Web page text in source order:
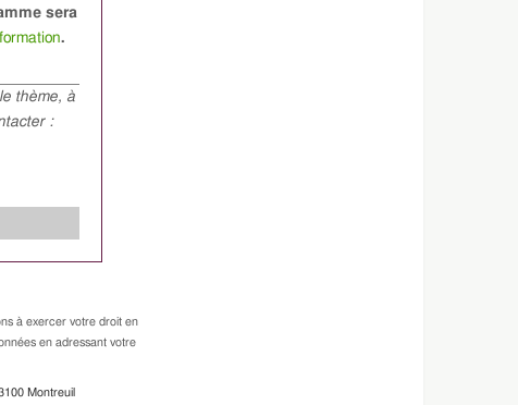
sera
.
thème, à
:
à exercer votre droit en
en adressant votre
Montreuil